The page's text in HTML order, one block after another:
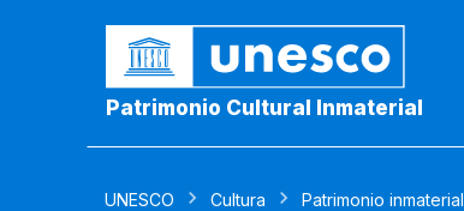
Patrimonio Cultural Inmaterial
UNESCO Cultura Patrimonio inmaterial